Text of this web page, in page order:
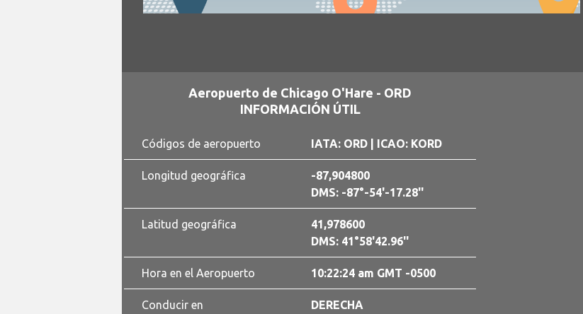
Aeropuerto de Chicago O'Hare - ORD
INFORMACIÓN ÚTIL
Códigos de aeropuerto IATA: ORD | ICAO: KORD
Longitud geográfica
-87,904800
DMS: -87°-54'-17.28''
Latitud geográfica
41,978600
DMS: 41°58'42.96''
Hora en el Aeropuerto 10:22:26 am GMT -0500
Conducir en DERECHA